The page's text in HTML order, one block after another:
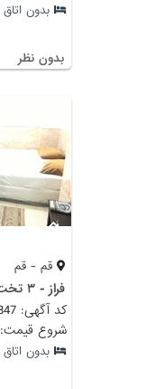
بدون اتاق
بدون نظر
قم - قم
فراز - ۳ تخت - ۱۰۶
کد آگهی: 114847
شروع قیمت: 345,000 تومان
بدون اتاق